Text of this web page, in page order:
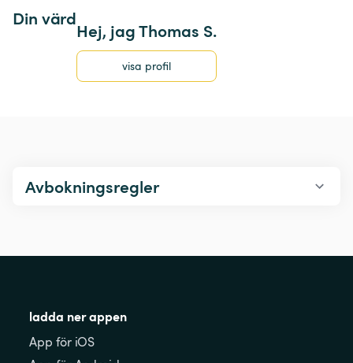
Din värd
Hej, jag Thomas S.
visa profil
Avbokningsregler
ladda ner appen
App för iOS